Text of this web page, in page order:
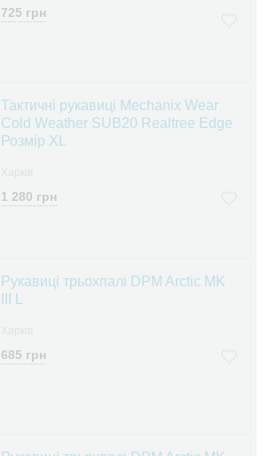
725 грн
Тактичні рукавиці Mechanix Wear
Cold Weather SUB20 Realtree Edge
Розмір XL
1 280 грн
Рукавиці трьохпалі DPM Arctic MK
685 грн